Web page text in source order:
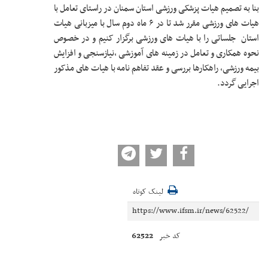
بنا به تصمیم هیات پزشکی ورزشی استان سمنان در راستای تعامل با
هیات های ورزشی مقرر شد تا در ۶ ماه دوم سال با میزبانی هیات
استان جلساتی را با هیات های ورزشی برگزار کنیم و در خصوص
نحوه همکاری و تعامل در زمینه های آموزشی ،نیازسنجی و افزایش
بیمه ورزشی، راهکارها بررسی و عقد تفاهم نامه با هیات های مذکور
اجرایی گردد.
لینک کوتاه
کد خبر 62522